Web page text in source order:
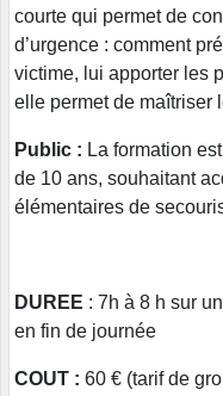
courte qui permet de
d’urgence : comment
victime, lui apporter les
elle permet de maîtriser
Public : La formation
de 10 ans, souhaitant
élémentaires de
DUREE : 7h à 8 h sur
en fin de journée
COUT : 60 € (tarif de